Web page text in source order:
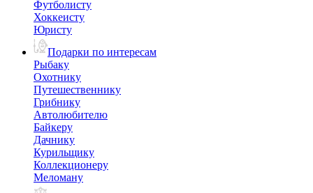
Футболисту
Хоккеисту
Юристу
Подарки по интересам
Рыбаку
Охотнику
Путешественнику
Грибнику
Автолюбителю
Байкеру
Дачнику
Курильщику
Коллекционеру
Меломану